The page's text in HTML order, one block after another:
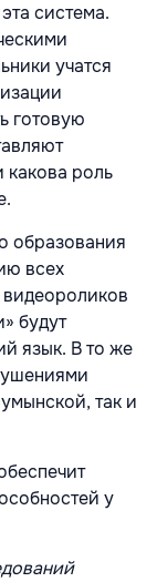
система.
учатся
готовую
какова роль
образования
всех
будут
язык. В то же
так и
у